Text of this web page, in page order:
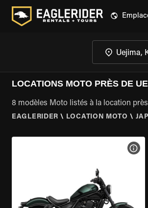
LOCATIONS MOTO PRÈS DE
8 modèles Moto listés à la location
EAGLERIDER \ LOCATION MOTO \